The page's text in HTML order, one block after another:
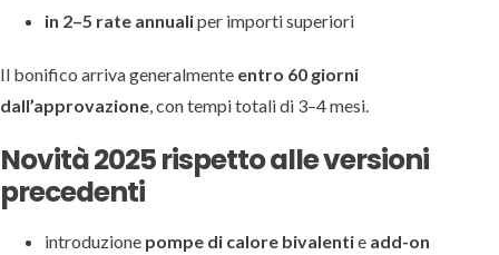
in 2–5 rate annualiper importi superiori
Il bonifico arriva generalmente entro 60 giorni
dall’approvazione, con tempi totali di 3–4 mesi.
Novità 2025 rispetto alle versioni
precedenti
introduzione pompe di calore bivalentie add-on